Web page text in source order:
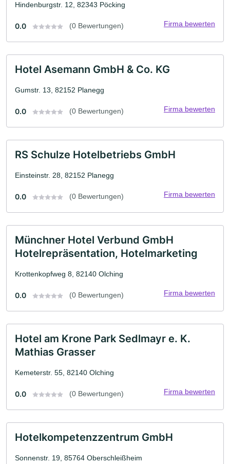
Hindenburgstr. 12, 82343 Pöcking
0.0 (0 Bewertungen) Firma bewerten
Hotel Asemann GmbH & Co. KG
Gumstr. 13, 82152 Planegg
0.0 (0 Bewertungen) Firma bewerten
RS Schulze Hotelbetriebs GmbH
Einsteinstr. 28, 82152 Planegg
0.0 (0 Bewertungen) Firma bewerten
Münchner Hotel Verbund GmbH
Hotelrepräsentation, Hotelmarketing
Krottenkopfweg 8, 82140 Olching
0.0 (0 Bewertungen) Firma bewerten
Hotel am Krone Park Sedlmayr e. K.
Mathias Grasser
Kemeterstr. 55, 82140 Olching
0.0 (0 Bewertungen) Firma bewerten
Hotelkompetenzzentrum GmbH
Sonnenstr. 19, 85764 Oberschleißheim